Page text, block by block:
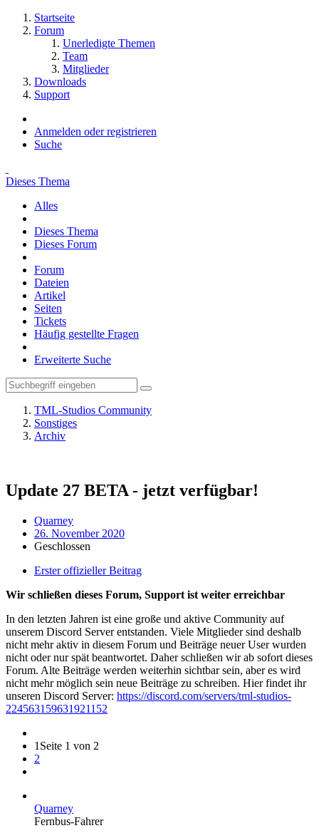
Startseite
Forum
Unerledigte Themen
Team
Mitglieder
Downloads
Support
Anmelden oder registrieren
Suche
Dieses Thema
Alles
Dieses Thema
Dieses Forum
Forum
Dateien
Artikel
Seiten
Tickets
Häufig gestellte Fragen
Erweiterte Suche
TML-Studios Community
Sonstiges
Archiv
Update 27 BETA - jetzt verfügbar!
Quarney
26. November 2020
Geschlossen
Erster offizieller Beitrag
Wir schließen dieses Forum, Support ist weiter erreichbar
In den letzten Jahren ist eine große und aktive Community auf
unserem Discord Server entstanden. Viele Mitglieder sind deshalb
nicht mehr aktiv in diesem Forum und Beiträge neuer User wurden
nicht oder nur spät beantwortet. Daher schließen wir ab sofort dieses
Forum. Alte Beiträge werden weiterhin sichtbar sein, aber es wird
nicht mehr möglich sein neue Beiträge zu schreiben. Hier findet ihr
unseren Discord Server: https://discord.com/servers/tml-studios-
224563159631921152
1 Seite 1 von 2
2
Quarney
Fernbus-Fahrer